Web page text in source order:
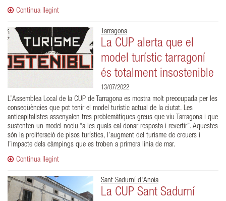
Continua llegint
Tarragona
La CUP alerta que el
model turístic tarragoní
és totalment insostenible
13/07/2022
L’Assemblea Local de la CUP de Tarragona es mostra molt preocupada per les
conseqüències que pot tenir el model turístic actual de la ciutat. Les
anticapitalistes assenyalen tres problemàtiques greus que viu Tarragona i que
sustenten un model nociu “a les quals cal donar resposta i revertir”. Aquestes
són la proliferació de pisos turístics, l’augment del turisme de creuers i
l’impacte dels càmpings que es troben a primera línia de mar.
Continua llegint
Sant Sadurní d'Anoia
La CUP Sant Sadurní